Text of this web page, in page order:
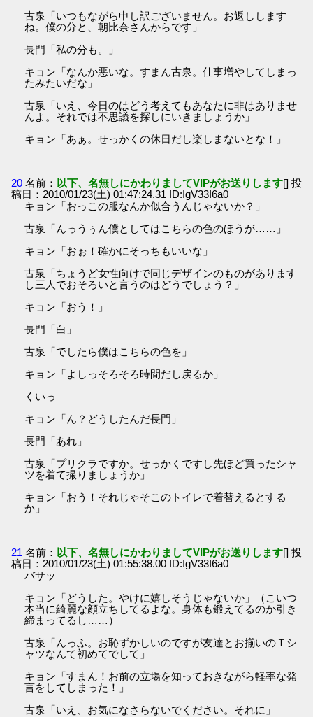
古泉「いつもながら申し訳ございません。お返しします
ね。僕の分と、朝比奈さんからです」
長門「私の分も。」
キョン「なんか悪いな。すまん古泉。仕事増やしてしまっ
たみたいだな」
古泉「いえ、今日のはどう考えてもあなたに非はありませ
んよ。それでは不思議を探しにいきましょうか」
キョン「あぁ。せっかくの休日だし楽しまないとな！」
20 名前： 以下、名無しにかわりましてVIPがお送りします[] 投
稿日：2010/01/23(土) 01:47:24.31 ID:IgV33I6a0
キョン「おっこの服なんか似合うんじゃないか？」
古泉「んっうぅん僕としてはこちらの色のほうが……」
キョン「おぉ！確かにそっちもいいな」
古泉「ちょうど女性向けで同じデザインのものがあります
し三人でおそろいと言うのはどうでしょう？」
キョン「おう！」
長門「白」
古泉「でしたら僕はこちらの色を」
キョン「よしっそろそろ時間だし戻るか」
くいっ
キョン「ん？どうしたんだ長門」
長門「あれ」
古泉「プリクラですか。せっかくですし先ほど買ったシャ
ツを着て撮りましょうか」
キョン「おう！それじゃそこのトイレで着替えるとする
か」
21 名前： 以下、名無しにかわりましてVIPがお送りします[] 投
稿日：2010/01/23(土) 01:55:38.00 ID:IgV33I6a0
バサッ
キョン「どうした。やけに嬉しそうじゃないか」（こいつ
本当に綺麗な顔立ちしてるよな。身体も鍛えてるのか引き
締まってるし……）
古泉「んっふ。お恥ずかしいのですが友達とお揃いのＴシ
ャツなんて初めてでして」
キョン「すまん！お前の立場を知っておきながら軽率な発
言をしてしまった！」
古泉「いえ、お気になさらないでください。それに」